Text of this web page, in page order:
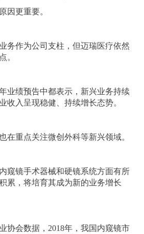
因更重要。
务作为公司支柱，但迈瑞医疗依然
。
业绩预告中都表示，新兴业务持续
收入呈现稳健、持续增长态势。
在重点关注微创外科等新兴领域。
窥镜手术器械和硬镜系统方面有所
累，将培育其成为新的业务增长
协会数据，2018年，我国内窥镜市